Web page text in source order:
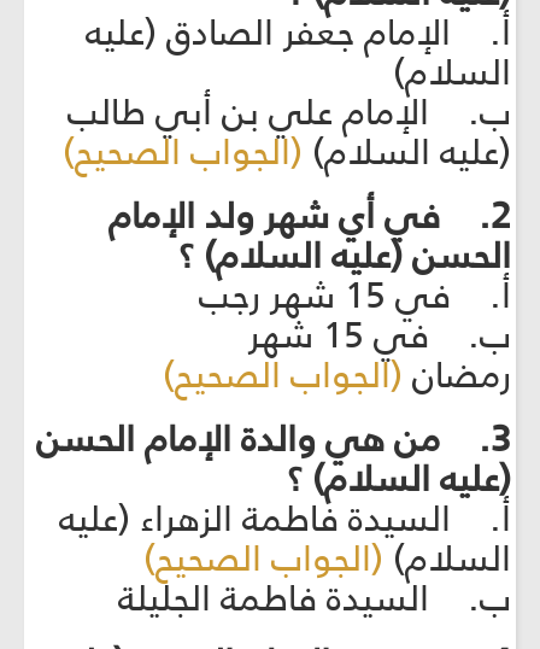
أ. الإمام جعفر الصادق (عليه
السلام)
ب. الإمام علي بن أبي طالب
(عليه السلام) (الجواب الصحيح)
2. في أي شهر ولد الإمام
الحسن (عليه السلام) ؟
أ. في 15 شهر رجب
ب. في 15 شهر
رمضان (الجواب الصحيح)
3. من هي والدة الإمام الحسن
(عليه السلام) ؟
أ. السيدة فاطمة الزهراء (عليه
السلام) (الجواب الصحيح)
ب. السيدة فاطمة الجليلة